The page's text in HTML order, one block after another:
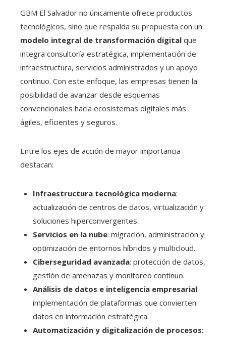
GBM El Salvador no únicamente ofrece productos
tecnológicos, sino que respalda su propuesta con un
modelo integral de transformación digital que
integra consultoría estratégica, implementación de
infraestructura, servicios administrados y un apoyo
continuo. Con este enfoque, las empresas tienen la
posibilidad de avanzar desde esquemas
convencionales hacia ecosistemas digitales más
ágiles, eficientes y seguros.
Entre los ejes de acción de mayor importancia
destacan:
Infraestructura tecnológica moderna:
actualización de centros de datos, virtualización y
soluciones hiperconvergentes.
Servicios en la nube: migración, administración y
optimización de entornos híbridos y multicloud.
Ciberseguridad avanzada: protección de datos,
gestión de amenazas y monitoreo continuo.
Análisis de datos e inteligencia empresarial:
implementación de plataformas que convierten
datos en información estratégica.
Automatización y digitalización de procesos: